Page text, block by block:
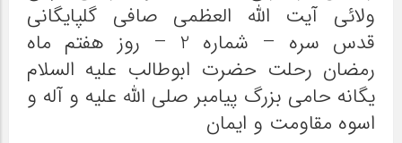
ولائی آیت الله العظمی صافی گلپایگانی
قدس سره – شماره 2 – روز هفتم ماه
رمضان رحلت حضرت ابوطالب علیه السلام
یگانه حامی بزرگ پیامبر صلی الله علیه و آله و
اسوه مقاومت و ایمان